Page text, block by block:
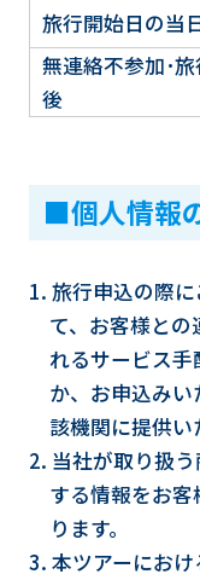
旅行開始日の当
無連絡不参加･
後
■個人情報
1. 旅行申込の際
て、お客様との
れるサービス
か、お申込み
該機関に提供い
2. 当社が取り扱
する情報をお
ります。
3. 本ツアーにお